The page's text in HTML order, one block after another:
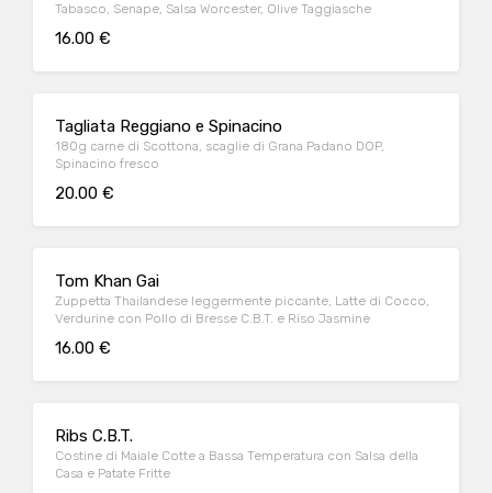
Tabasco, Senape, Salsa Worcester, Olive Taggiasche
16.00 €
Tagliata Reggiano e Spinacino
180g carne di Scottona, scaglie di Grana Padano DOP,
Spinacino fresco
20.00 €
Tom Khan Gai
Zuppetta Thailandese leggermente piccante, Latte di Cocco,
Verdurine con Pollo di Bresse C.B.T. e Riso Jasmine
16.00 €
Ribs C.B.T.
Costine di Maiale Cotte a Bassa Temperatura con Salsa della
Casa e Patate Fritte